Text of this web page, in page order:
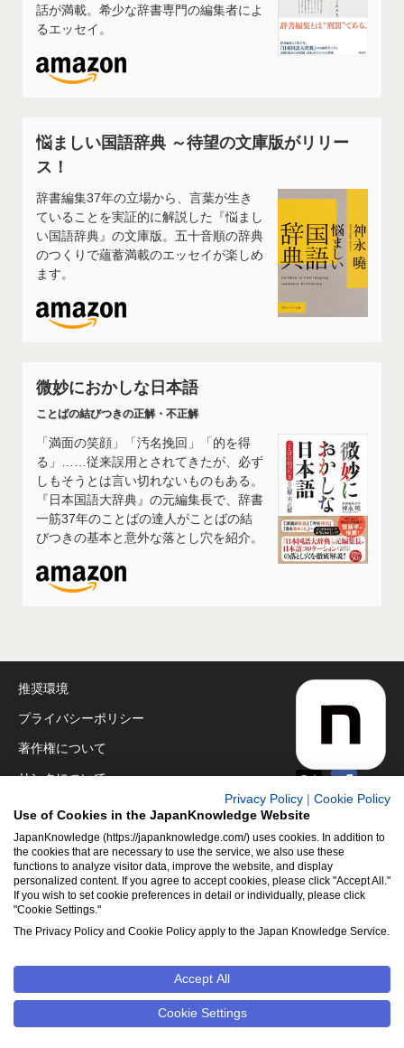
話が満載。希少な辞書専門の編集者によ
るエッセイ。
悩ましい国語辞典 ～待望の文庫版がリリー
ス！
辞書編集37年の立場から、言葉が生き
ていることを実証的に解説した『悩まし
い国語辞典』の文庫版。五十音順の辞典
のつくりで蘊蓄満載のエッセイが楽しめ
ます。
微妙におかしな日本語
ことばの結びつきの正解・不正解
「満面の笑顔」「汚名挽回」「的を得
る」……従来誤用とされてきたが、必ず
しもそうとは言い切れないものもある。
『日本国語大辞典』の元編集長で、辞書
一筋37年のことばの達人がことばの結
びつきの基本と意外な落とし穴を紹介。
推奨環境
プライバシーポリシー
著作権について
リンクについて
免責事項
運営会社
アクセシビリティ対応
クッキーポリシー
Cookie設定
NetAdvance Inc. All rights reserved.
写真・イラスト等のすべてのコンテンツの無断複写・転載を禁じ
ます
Privacy Policy
Cookie Policy
Use of Cookies in the JapanKnowledge Website
JapanKnowledge (https://japanknowledge.com/) uses cookies. In addition to
the cookies that are necessary to use the service, we also use these
functions to analyze visitor data, improve the website, and display
personalized content. If you agree to accept cookies, please click "Accept All."
If you wish to set cookie preferences in detail or individually, please click
"Cookie Settings."
The Privacy Policy and Cookie Policy apply to the Japan Knowledge Service.
Accept All
Cookie Settings